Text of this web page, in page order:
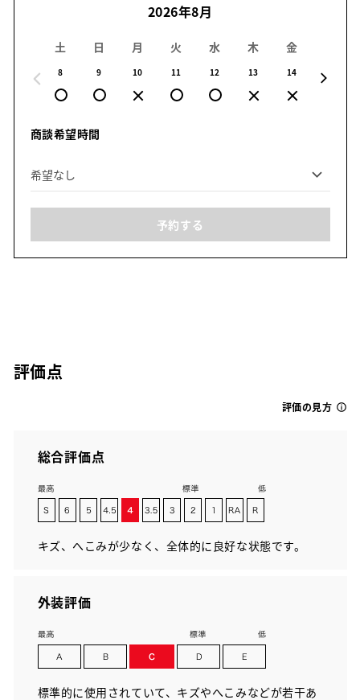
2026年8月
土
8
日
9
月
10
火
11
水
12
木
13
金
14
商談希望時間
予約する
評価点
評価の見方
総合評価点
キズ、へこみが少なく、全体的に良好な状態です。
外装評価
標準的に使用されていて、キズやへこみなどが若干あ